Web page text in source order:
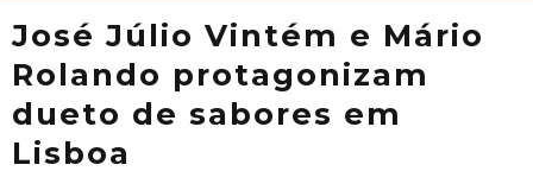
José Júlio Vintém e Mário
Rolando protagonizam
dueto de sabores em
Lisboa